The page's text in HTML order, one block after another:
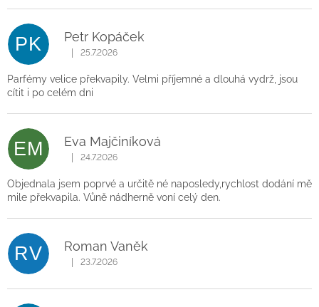
h
o
d
n
o
c
n
PK Petr Kopáček
Hodnocení obchodu je 5 z 5 hvězdiček.
25.7.2026
Parfémy velice překvapily. Velmi příjemné a dlouhá vydrž, jsou
cítit i po celém dni
EM Eva Majčiníková
Hodnocení obchodu je 5 z 5 hvězdiček.
24.7.2026
Objednala jsem poprvé a určitě né naposledy,rychlost dodání mě
mile překvapila. Vůně nádherně voní celý den.
RV Roman Vaněk
Hodnocení obchodu je 5 z 5 hvězdiček.
23.7.2026